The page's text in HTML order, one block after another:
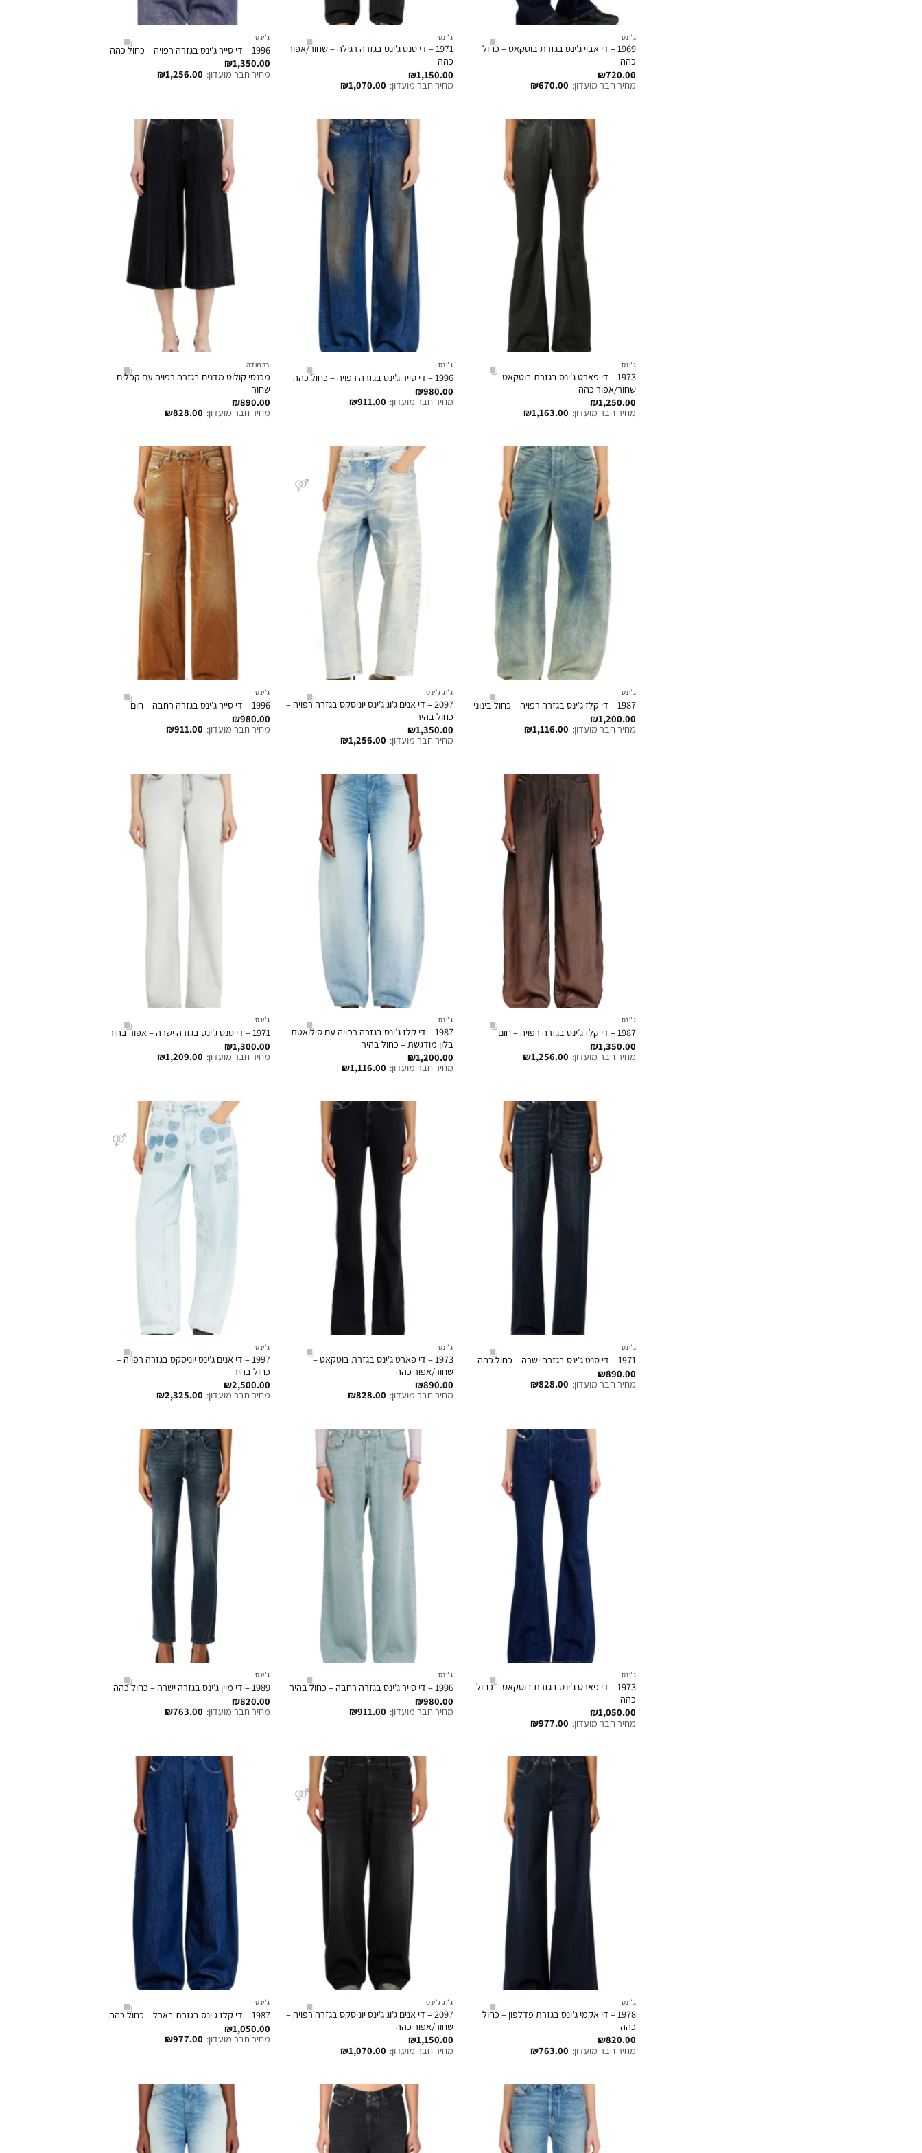
ג'ינס
1969 – די אביי ג'ינס בגזרת בוטקאט – כחול
כהה
₪720.00
מחיר חבר מועדון:
₪670.00
ג'ינס
1971 – די סנט ג'ינס בגזרה רגילה – שחור/אפור
כהה
₪1,150.00
מחיר חבר מועדון:
₪1,070.00
ג'ינס
1996 – די סייר ג'ינס בגזרה רפויה – כחול כהה
₪1,350.00
מחיר חבר מועדון:
₪1,256.00
ג'ינס
1973 – די פארט ג'ינס בגזרת בוטקאט –
שחור/אפור כהה
₪1,250.00
מחיר חבר מועדון:
₪1,163.00
ג'ינס
1996 – די סייר ג'ינס בגזרה רפויה – כחול כהה
₪980.00
מחיר חבר מועדון:
₪911.00
ברמודה
מכנסי קולוט מדנים בגזרה רפויה עם קפלים –
שחור
₪890.00
מחיר חבר מועדון:
₪828.00
ג'ינס
1987 – די קלז ג'ינס בגזרה רפויה – כחול בינוני
₪1,200.00
מחיר חבר מועדון:
₪1,116.00
ג'וג ג'ינס
2097 – די אנים ג'וג ג'ינס יוניסקס בגזרה רפויה –
כחול בהיר
₪1,350.00
מחיר חבר מועדון:
₪1,256.00
ג'ינס
1996 – די סייר ג'ינס בגזרה רחבה – חום
₪980.00
מחיר חבר מועדון:
₪911.00
ג'ינס
1987 – די קלז ג׳ינס בגזרה רפויה – חום
₪1,350.00
מחיר חבר מועדון:
₪1,256.00
ג'ינס
1987 – די קלז ג׳ינס בגזרה רפויה עם סילואטת
בלון מודגשת – כחול בהיר
₪1,200.00
מחיר חבר מועדון:
₪1,116.00
ג'ינס
1971 – די סנט ג'ינס בגזרה ישרה – אפור בהיר
₪1,300.00
מחיר חבר מועדון:
₪1,209.00
ג'ינס
1971 – די סנט ג'ינס בגזרה ישרה – כחול כהה
₪890.00
מחיר חבר מועדון:
₪828.00
ג'ינס
1973 – די פארט ג'ינס בגזרת בוטקאט –
שחור/אפור כהה
₪890.00
מחיר חבר מועדון:
₪828.00
ג'ינס
1997 – די אנים ג'ינס יוניסקס בגזרה רפויה –
כחול בהיר
₪2,500.00
מחיר חבר מועדון:
₪2,325.00
ג'ינס
1973 – די פארט ג'ינס בגזרת בוטקאט – כחול
כהה
₪1,050.00
מחיר חבר מועדון:
₪977.00
ג'ינס
1996 – די סייר ג'ינס בגזרה רחבה – כחול בהיר
₪980.00
מחיר חבר מועדון:
₪911.00
ג'ינס
1989 – די מיין ג'ינס בגזרה ישרה – כחול כהה
₪820.00
מחיר חבר מועדון:
₪763.00
ג'ינס
1978 – די אקמי ג'ינס בגזרת פדלפון – כחול
כהה
₪820.00
מחיר חבר מועדון:
₪763.00
ג'וג ג'ינס
2097 – די אנים ג'וג ג'ינס יוניסקס בגזרה רפויה –
שחור/אפור כהה
₪1,150.00
מחיר חבר מועדון:
₪1,070.00
ג'ינס
1987 – די קלז ג׳ינס בגזרת בארל – כחול כהה
₪1,050.00
מחיר חבר מועדון:
₪977.00